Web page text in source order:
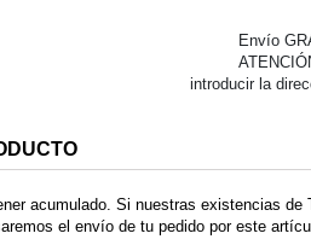
Envío
introducir la
acumulado. Si nuestras existencias
el envío de tu pedido por este